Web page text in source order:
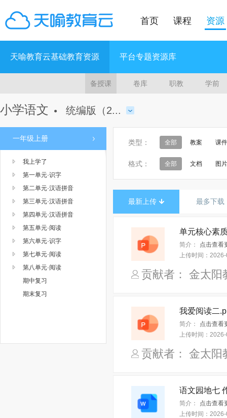
首页 课程 资源
天喻教育云基础教育资源 平台专题资源库
备授课 卷库 职教 学前
小学语文 ● 统编版（2...
一年级上册
我上学了
第一单元·识字
第二单元·汉语拼音
第三单元·汉语拼音
第四单元·汉语拼音
第五单元·阅读
第六单元·识字
第七单元·阅读
第八单元·阅读
期中复习
期末复习
类型： 全部 教案 课件
格式： 全部 文档 图片
最新上传 最多下载
单元核心素
简介：
点击查看
上传时间：
贡献者： 金太阳
我爱阅读二
简介：
点击查看
上传时间：
贡献者： 金太阳
语文园地七
简介：
点击查看
上传时间：